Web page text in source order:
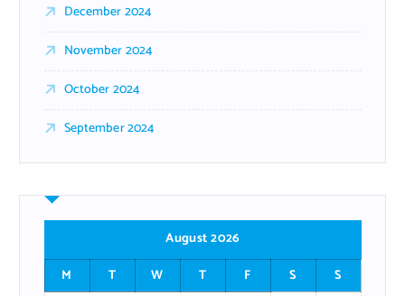
December 2024
November 2024
October 2024
September 2024
August 2026
M
T W T F S
S